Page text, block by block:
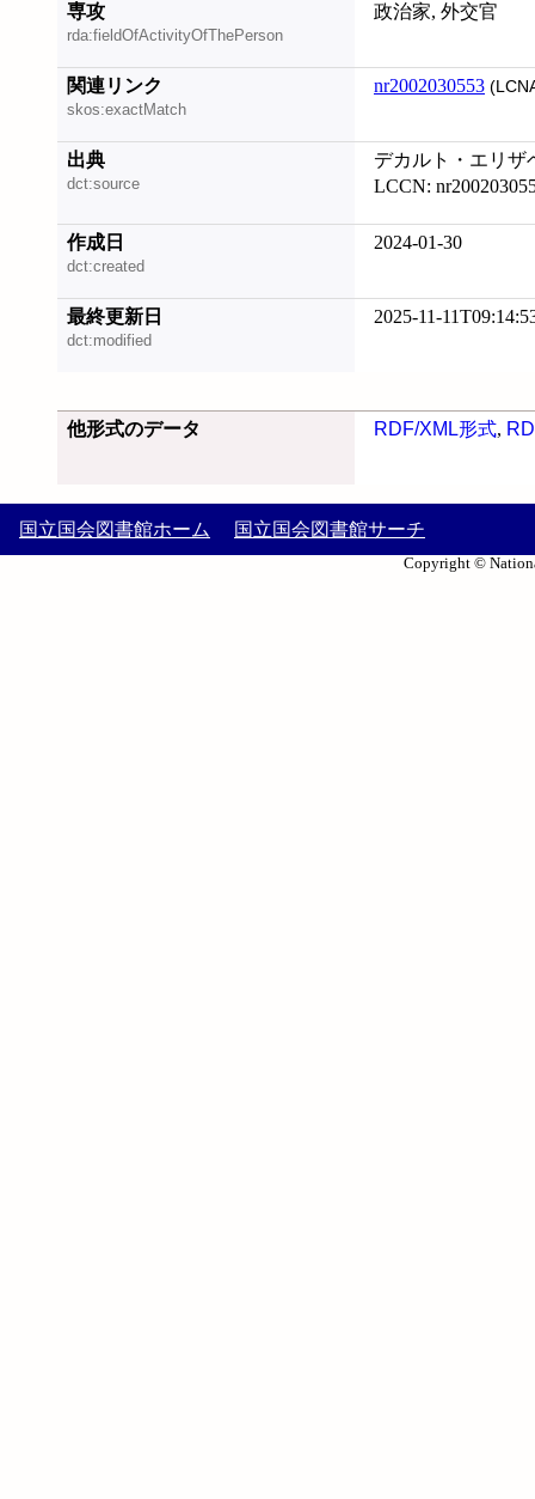
専攻
rda:fieldOfActivityOfThePerson
政治家, 外交官
関連リンク
skos:exactMatch
nr2002030553
出典
dct:source
デカルト・エリザ
LCCN:
作成日
dct:created
2024-01-30
最終更新日
dct:modified
2025-11-
他形式のデータ RDF/XML形式,
国立国会図書館ホーム 国立国会図書館サーチ
Copyright ©